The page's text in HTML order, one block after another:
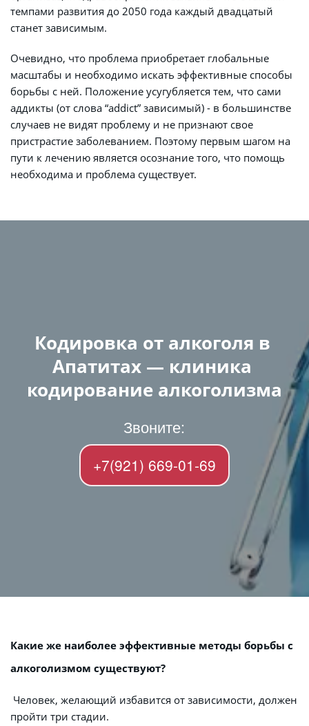
темпами развития до 2050 года каждый двадцатый
станет зависимым.
Очевидно, что проблема приобретает глобальные
масштабы и необходимо искать эффективные способы
борьбы с ней. Положение усугубляется тем, что сами
аддикты (от слова “addict” зависимый) - в большинстве
случаев не видят проблему и не признают свое
пристрастие заболеванием. Поэтому первым шагом на
пути к лечению является осознание того, что помощь
необходима и проблема существует.
Кодировка от алкоголя в
Апатитах — клиника
кодирование алкоголизма
Звоните:
+7(921) 669-01-69
Какие же наиболее эффективные методы борьбы с
алкоголизмом существуют?
пройти три стадии.